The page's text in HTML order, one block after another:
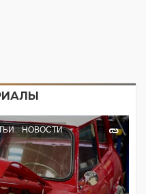
НОВОСТИ